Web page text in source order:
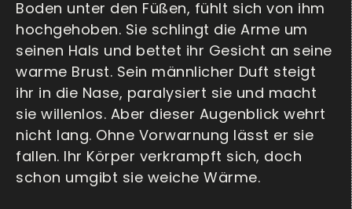
Boden unter den Füßen, fühlt sich von ihm
hochgehoben. Sie schlingt die Arme um
seinen Hals und bettet ihr Gesicht an seine
warme Brust. Sein männlicher Duft steigt
ihr in die Nase, paralysiert sie und macht
sie willenlos. Aber dieser Augenblick wehrt
nicht lang. Ohne Vorwarnung lässt er sie
fallen. Ihr Körper verkrampft sich, doch
schon umgibt sie weiche Wärme.